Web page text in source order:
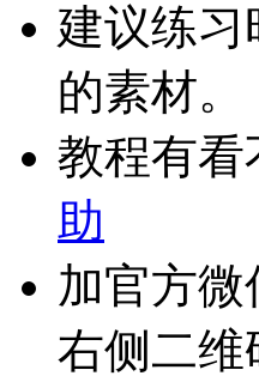
建议练
的素材。
教程有看
助
加官方
右侧二维